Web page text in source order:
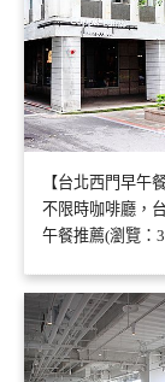
【台北西門早午
不限時咖啡廳，
午餐推薦(瀏覽：